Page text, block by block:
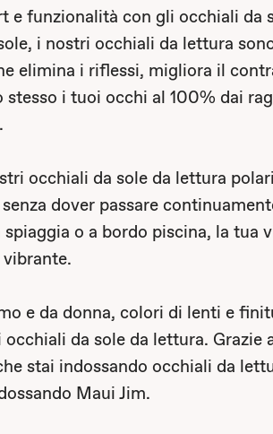
funzionalità con gli occhiali da
i nostri occhiali da lettura
elimina i riflessi, migliora il
i tuoi occhi al 100% dai
occhiali da sole da lettura
dover passare
o a bordo piscina, la tua
e da donna, colori di lenti e
da sole da lettura. Grazie
stai indossando occhiali da
Maui Jim.